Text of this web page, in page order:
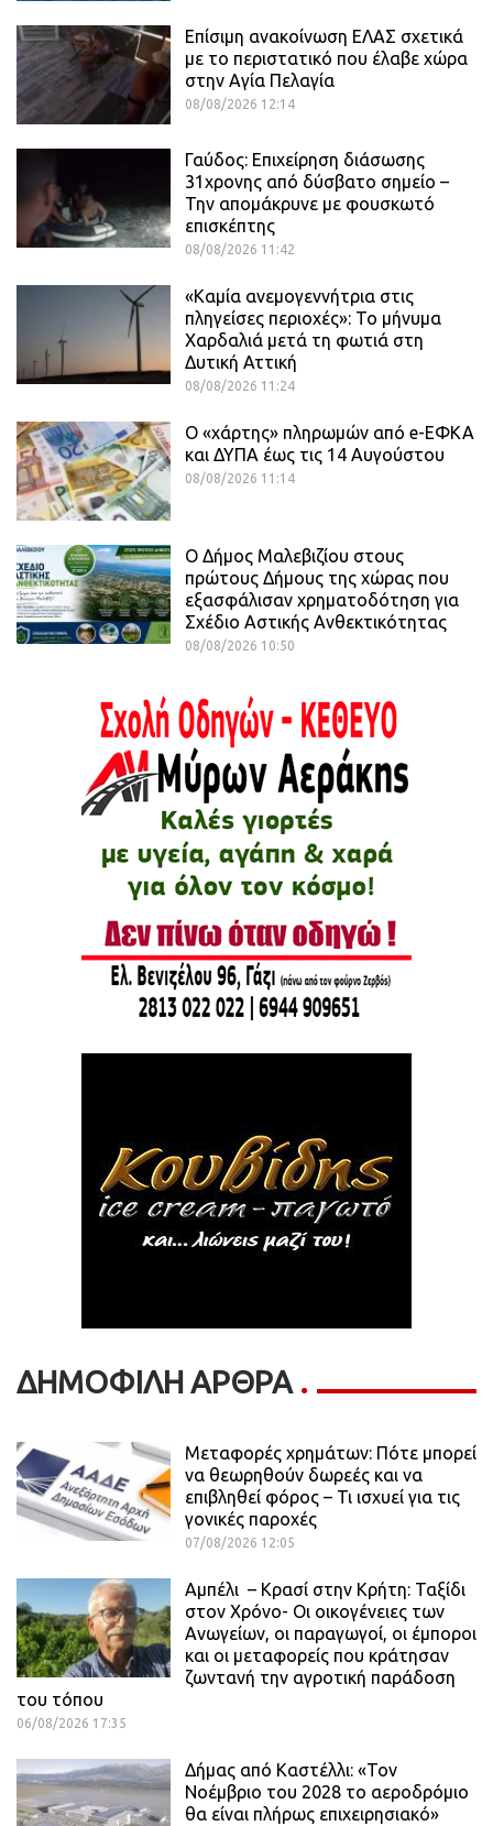
Επίσιμη ανακοίνωση ΕΛΑΣ σχετικά
με το περιστατικό που έλαβε χώρα
στην Αγία Πελαγία
08/08/2026 12:14
Γαύδος: Επιχείρηση διάσωσης
31χρονης από δύσβατο σημείο –
Την απομάκρυνε με φουσκωτό
επισκέπτης
08/08/2026 11:42
«Καμία ανεμογεννήτρια στις
πληγείσες περιοχές»: Το μήνυμα
Χαρδαλιά μετά τη φωτιά στη
Δυτική Αττική
08/08/2026 11:24
Ο «χάρτης» πληρωμών από e-ΕΦΚΑ
και ΔΥΠΑ έως τις 14 Αυγούστου
08/08/2026 11:14
Ο Δήμος Μαλεβιζίου στους
πρώτους Δήμους της χώρας που
εξασφάλισαν χρηματοδότηση για
Σχέδιο Αστικής Ανθεκτικότητας
08/08/2026 10:50
ΔΗΜΟΦΙΛΗ ΑΡΘΡΑ
Μεταφορές χρημάτων: Πότε μπορεί
να θεωρηθούν δωρεές και να
επιβληθεί φόρος – Τι ισχυεί για τις
γονικές παροχές
07/08/2026 12:05
Αμπέλι – Κρασί στην Κρήτη: Ταξίδι
στον Χρόνο- Οι οικογένειες των
Ανωγείων, οι παραγωγοί, οι έμποροι
και οι μεταφορείς που κράτησαν
ζωντανή την αγροτική παράδοση
του τόπου
06/08/2026 17:35
Δήμας από Καστέλλι: «Τον
Νοέμβριο του 2028 το αεροδρόμιο
θα είναι πλήρως επιχειρησιακό»